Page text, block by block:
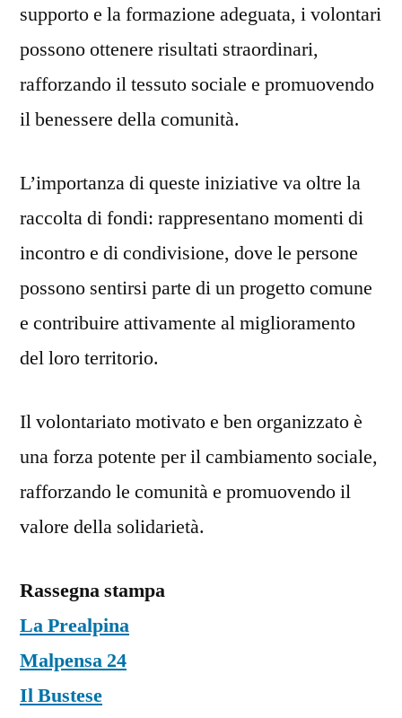
supporto e la formazione adeguata, i volontari
possono ottenere risultati straordinari,
rafforzando il tessuto sociale e promuovendo
il benessere della comunità.
L’importanza di queste iniziative va oltre la
raccolta di fondi: rappresentano momenti di
incontro e di condivisione, dove le persone
possono sentirsi parte di un progetto comune
e contribuire attivamente al miglioramento
del loro territorio.
Il volontariato motivato e ben organizzato è
una forza potente per il cambiamento sociale,
rafforzando le comunità e promuovendo il
valore della solidarietà.
Rassegna stampa
La Prealpina
Malpensa 24
Il Bustese